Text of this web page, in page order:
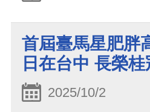
首屆臺馬星肥胖
日在台中 長榮桂
2025/10/2